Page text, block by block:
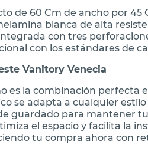
de 60 Cm de ancho por
blanca de alta
con tres
con los estándares de
Vanitory Venecia
es la combinación
se adapta a cualquier
guardado para mantener
el espacio y facilita la
tu compra ahora con